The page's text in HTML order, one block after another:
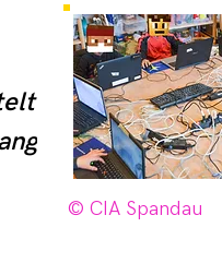
© CIA Spandau